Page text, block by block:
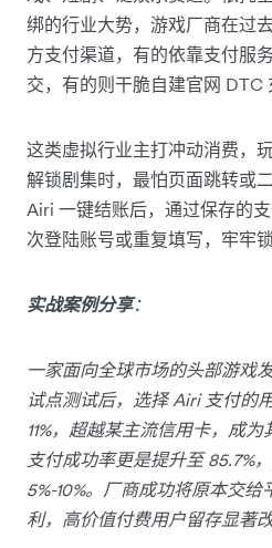
绑的行业大势，游戏厂商在过
方支付渠道，有的依靠支付服
交，有的则干脆自建官网 DTC
这类虚拟行业主打冲动消费，
解锁剧集时，最怕页面跳转或
Airi 一键结账后，通过保存的
次登陆账号或重复填写，牢牢
实战案例分享：
一家面向全球市场的头部游戏
试点测试后，选择 Airi 支付的
11%，超越某主流信用卡，成为
支付成功率更是提升至 85.7%
5%-10%。厂商成功将原本交
利，高价值付费用户留存显著改